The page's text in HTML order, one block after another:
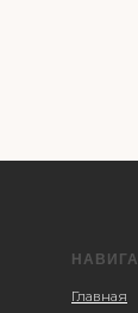
Главная